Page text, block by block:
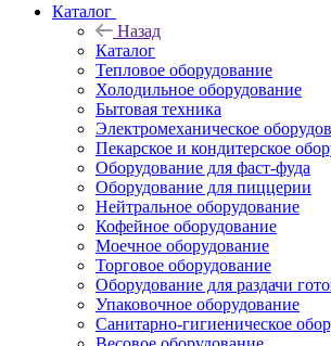
Каталог
Назад
Каталог
Тепловое оборудование
Холодильное оборудование
Бытовая техника
Электромеханическое
Пекарское и кондитерское
Оборудование для фаст-фуда
Оборудование для пиццерии
Нейтральное оборудование
Кофейное оборудование
Моечное оборудование
Торговое оборудование
Оборудование для раздачи
Упаковочное оборудование
Санитарно-гигиеническое